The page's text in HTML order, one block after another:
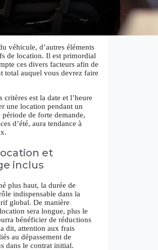
véhicule, d’autres éléments
de location. Il est primordial
ces divers facteurs afin de
total auquel vous devrez faire
critères est la date et l’heure
une location pendant un
de forte demande,
d’été, aura tendance à
et
inclus
plus haut, la durée de
indispensable dans la
global. De manière
sera longue, plus le
bénéficier de réductions
dit, attention aux frais
au dépassement de
dans le contrat initial.